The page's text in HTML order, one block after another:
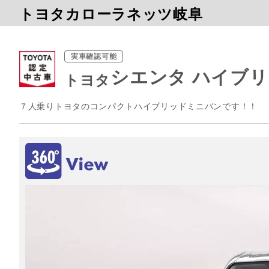
トヨタカローラネッツ岐阜
実車確認可能
トヨタ シエンタ ハイブ
７人乗りトヨタのコンパクトハイブリッドミニバンです！！